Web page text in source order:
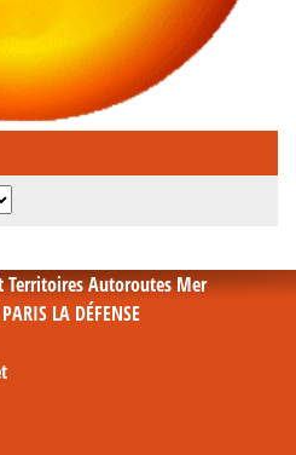
Territoires Autoroutes Mer
LA DÉFENSE